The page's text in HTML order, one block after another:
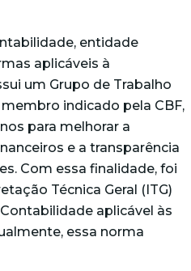
entidade
aplicáveis à
um Grupo de Trabalho
indicado pela CBF,
para melhorar a
e a transparência
Com essa finalidade, foi
Técnica Geral (ITG)
aplicável às
essa norma